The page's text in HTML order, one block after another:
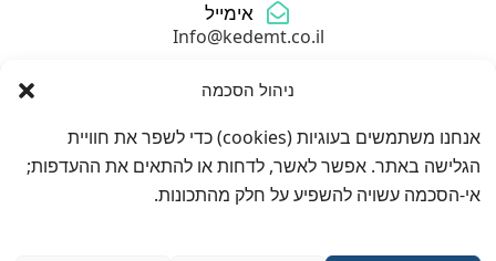
ניהול הסכמה
אנחנו משתמשים בעוגיות (cookies) כדי לשפר את חוויית
הגלישה באתר. אפשר לאשר, לדחות או להתאים את ההעדפות;
אי-הסכמה עשויה להשפיע על חלק מהתכונות.
אימייל
Info@kedemt.co.il
גולדה מאיר 6, חולון